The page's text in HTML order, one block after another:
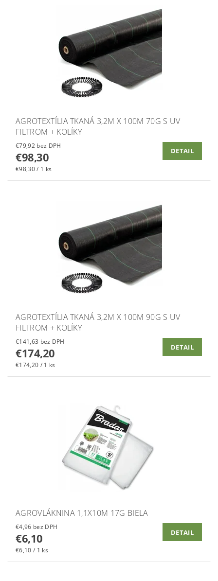
AGROTEXTÍLIA TKANÁ 3,2M X 100M 70G S UV
FILTROM + KOLÍKY
€79,92 bez DPH
€98,30
€98,30 / 1 ks
DETAIL
AGROTEXTÍLIA TKANÁ 3,2M X 100M 90G S UV
FILTROM + KOLÍKY
€141,63 bez DPH
€174,20
€174,20 / 1 ks
DETAIL
AGROVLÁKNINA 1,1X10M 17G BIELA
€4,96 bez DPH
€6,10
€6,10 / 1 ks
DETAIL